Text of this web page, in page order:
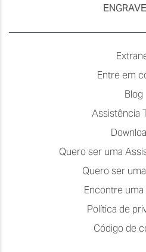
Entre em
Blog
Assistência
Quero ser uma
Quero ser
Encontre uma
Política de
Código de